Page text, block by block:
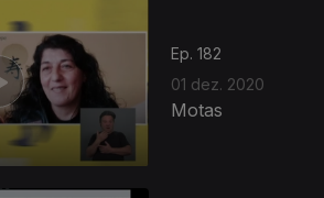
Ep. 182
01 dez. 2020
Motas